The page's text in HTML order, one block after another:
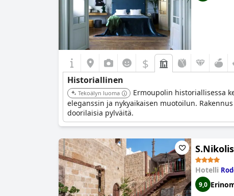
$
Historiallinen
Tekoälyn luoma
Ermoupolin historiallisessa
eleganssin ja nykyaikaisen muotoilun.
doorilaisia pylväitä.
Hotelli
9,0